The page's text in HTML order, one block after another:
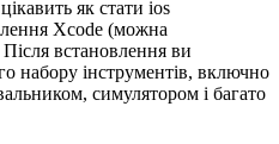
як стати ios
Xcode (можна
встановлення ви
набору інструментів, включно
симулятором і багато